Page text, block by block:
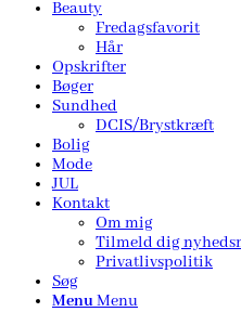
Beauty
Fredagsfavorit
Hår
Opskrifter
Bøger
Sundhed
DCIS/Brystkræft
Bolig
Mode
JUL
Kontakt
Om mig
Tilmeld dig
Privatlivspolitik
Søg
MenuMenu